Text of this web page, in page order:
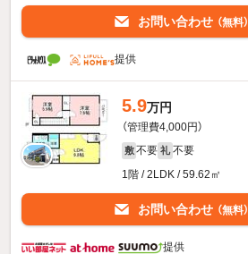
お問い合わせ （無料）
提供
5.9万円
（管理費4,000円）
敷 不要 礼 不要
1階 / 2LDK / 59.62㎡
お問い合わせ （無料）
提供